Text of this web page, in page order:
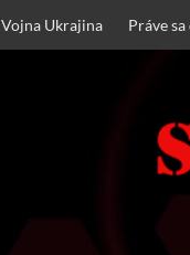
Vojna Ukrajina Práve sa